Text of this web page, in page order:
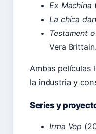
Ex Machina
La chica
Testament
Vera Brittain.
Ambas películas
la industria y
Series y
Irma Vep